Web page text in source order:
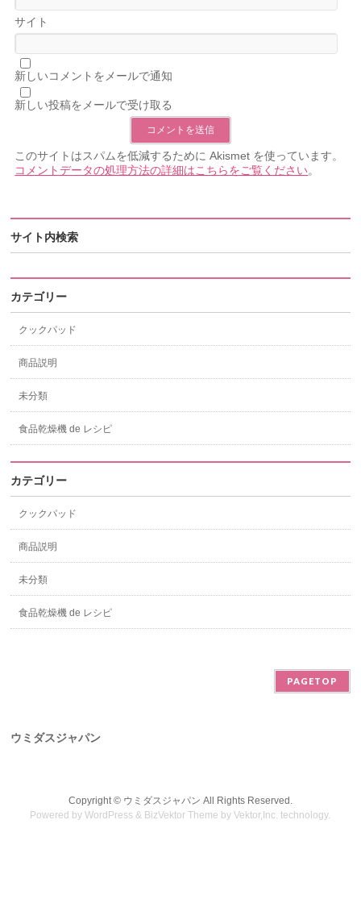
サイト
新しいコメントをメールで通知
新しい投稿をメールで受け取る
このサイトはスパムを低減するために Akismet を使っています。
コメントデータの処理方法の詳細はこちらをご覧ください。
サイト内検索
カテゴリー
クックパッド
商品説明
未分類
食品乾燥機 de レシピ
カテゴリー
クックパッド
商品説明
未分類
食品乾燥機 de レシピ
PAGETOP
ウミダスジャパン
Copyright © ウミダスジャパン All Rights Reserved.
Powered byWordPress & BizVektor Theme byVektor,Inc. technology.